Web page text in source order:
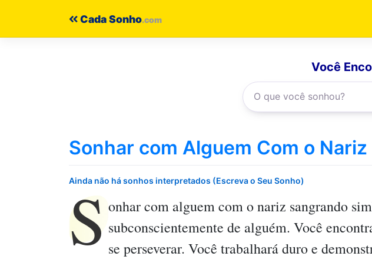
Cada Sonho
Você
Sonhar com Alguem Com o
Ainda não há sonhos interpretados (Escreva o Seu Sonho)
S onhar com alguem com o nariz sangrando
subconscientemente de alguém. Você
se perseverar. Você trabalhará duro e